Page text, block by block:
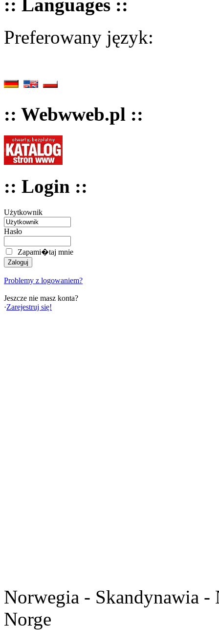
:: Languages ::
Preferowany język:
:: Webwweb.pl ::
:: Login ::
Użytkownik
Hasło
Zapami�taj mnie
Problemy z logowaniem?
Jeszcze nie masz konta?
·Zarejestruj się!
Norwegia - Skandynawia
Norge